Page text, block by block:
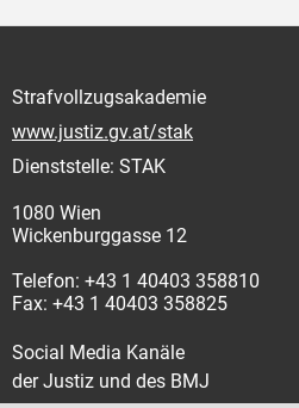
Strafvollzugsakademie
www.justiz.gv.at/stak
Dienststelle: STAK
1080 Wien
Wickenburggasse 12
Telefon: +43 1 40403 358810
Fax: +43 1 40403 358825
Social Media Kanäle
der Justiz und des BMJ